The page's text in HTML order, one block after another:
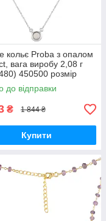
кольє Proba з опалом
вага виробу 2,08 г
450500 розмір
до відправки
₴ 1 844 ₴
Купити